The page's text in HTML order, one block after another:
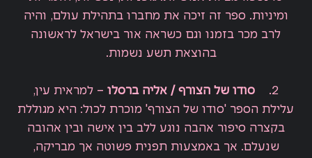
ומיניות. ספר זה זיכה את מחברו בתהילת עולם, והיה
לרב מכר בזמנו וגם כשראה אור בישראל לראשונה
בהוצאת תשע נשמות.
2. סודו של הצורף / אליה ברסלו– למראית עין,
עלילת הספר 'סודו של הצורף' מוכרת לכול: היא מגוללת
בקצרה סיפור אהבה נוגע ללב בין אישה ובין אהובה
שנעלם. אך באמצעות תפנית פשוטה אך מבריקה,